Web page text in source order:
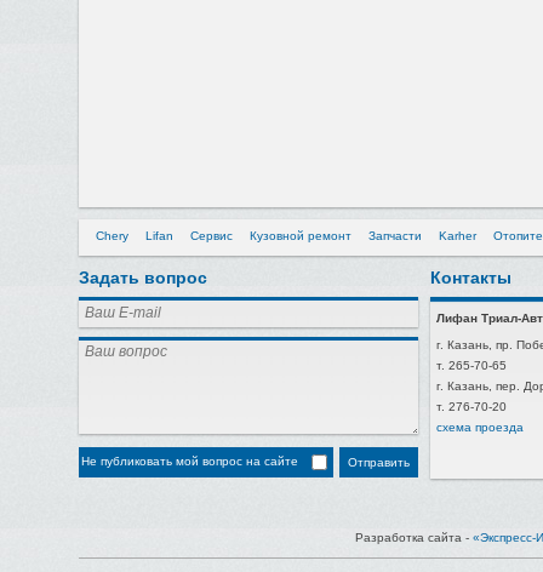
Chery Lifan Сервис Кузовной ремонт Запчасти Karher
Задать вопрос
Не публиковать мой вопрос на сайте
Контакты
Лифан Триал-
г. Казань, пр.
т. 265-70-65
г. Казань, пер.
т. 276-70-20
схема проезда
Разработка сайта - «Экспресс-